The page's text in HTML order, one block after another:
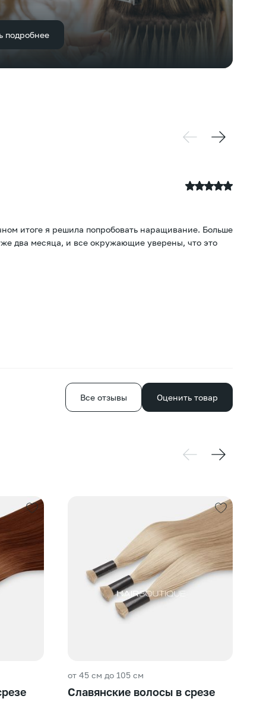
подробнее
итоге я решила попробовать наращивание. Больше
два месяца, и все окружающие уверены, что это
Все отзывы Оценить товар
от 45 см до 105 см
Славянские волосы в срезе